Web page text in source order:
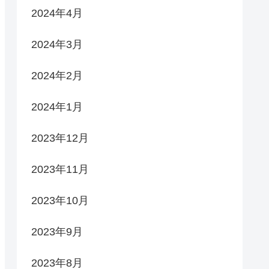
2024年4月
2024年3月
2024年2月
2024年1月
2023年12月
2023年11月
2023年10月
2023年9月
2023年8月